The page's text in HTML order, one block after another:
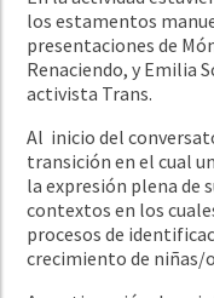
los estamentos
presentaciones de
Renaciendo, y Emilia
activista Trans.
Al inicio del
transición en el cual
la expresión plena de
contextos en los
procesos de
crecimiento de niñas/